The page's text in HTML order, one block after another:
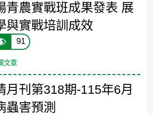
青農實戰班成果發表 展
與實戰培訓成效
91
文章
月刊第318期-115年6月
蟲害預測